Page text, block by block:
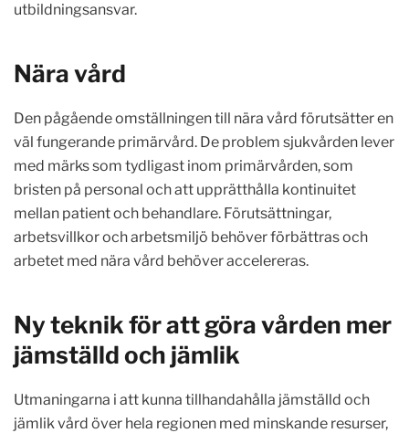
utbildningsansvar.
Nära vård
Den pågående omställningen till nära vård förutsätter en
väl fungerande primärvård. De problem sjukvården lever
med märks som tydligast inom primärvården, som
bristen på personal och att upprätthålla kontinuitet
mellan patient och behandlare. Förutsättningar,
arbetsvillkor och arbetsmiljö behöver förbättras och
arbetet med nära vård behöver accelereras.
Ny teknik för att göra vården mer
jämställd och jämlik
Utmaningarna i att kunna tillhandahålla jämställd och
jämlik vård över hela regionen med minskande resurser,